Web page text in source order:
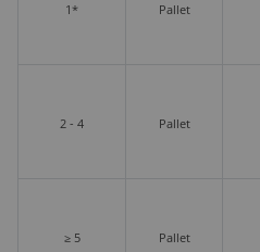
1* Pallet
2 - 4 Pallet
≥ 5 Pallet